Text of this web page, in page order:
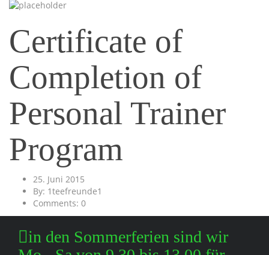
Certificate of
Completion of
Personal Trainer
Program
25. Juni 2015
By: 1teefreunde1
Comments: 0
in den Sommerferien sind wir